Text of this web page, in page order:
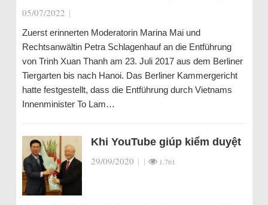
05/07/2022 |
Zuerst erinnerten Moderatorin Marina Mai und
Rechtsanwältin Petra Schlagenhauf an die Entführung
von Trinh Xuan Thanh am 23. Juli 2017 aus dem Berliner
Tiergarten bis nach Hanoi. Das Berliner Kammergericht
hatte festgestellt, dass die Entführung durch Vietnams
Innenminister To Lam…
Khi YouTube giúp kiểm duyệt
29/09/2020 | | 1.761